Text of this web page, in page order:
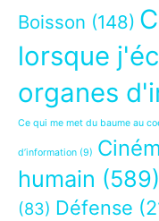
Boisson (148)
lorsque
organes
Ce qui me met du baume au
d’information (9)
humain (589)
(83) Défense